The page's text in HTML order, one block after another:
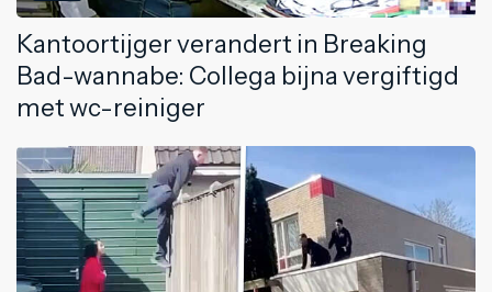
Kantoortijger verandert in Breaking
Bad-wannabe: Collega bijna vergiftigd
met wc-reiniger